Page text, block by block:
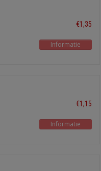
€1,35
Informatie
€1,15
Informatie